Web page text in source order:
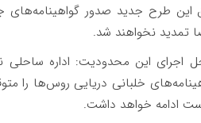
این طرح جدید صدور گواهینامه‌های
تمدید نخواهند شد.
اجرای این محدودیت: اداره ساحلی
ادامه خواهد داشت.